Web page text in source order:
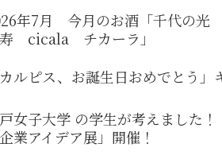
年7月 今月のお酒「千代の光
cicala チカーラ」
カルピス、お誕生日おめでとう」
女子大学 の学生が考えました
業アイデア展」開催！